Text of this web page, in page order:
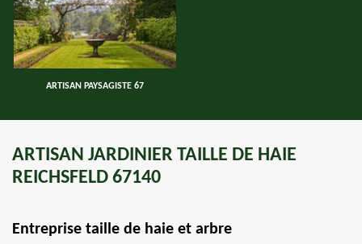
ARTISAN PAYSAGISTE 67
ARTISAN JARDINIER TAILLE DE HAIE
REICHSFELD 67140
Entreprise taille de haie et arbre